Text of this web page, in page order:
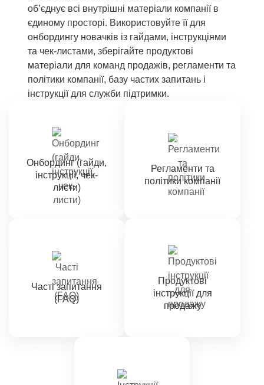
Онбординг (гайди,
інструкції, чек-
листи)
Регламенти та
політики компанії
Часті запитання
(FAQ)
Продуктові
інструкції для
продажу
об’єднує всі внутрішні матеріали компанії в
єдиному просторі. Використовуйте її для
онбордингу новачків із гайдами, інструкціями
та чек-листами, зберігайте продуктові
матеріали для команд продажів, регламенти та
політики компанії, базу частих запитань і
інструкції для служби підтримки.